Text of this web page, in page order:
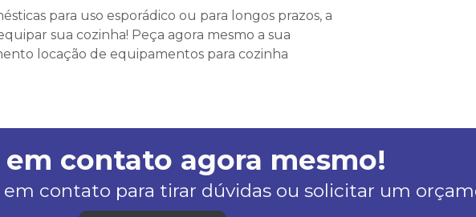
para uso esporádico ou para longos prazos, a
sua cozinha! Peça agora mesmo a sua
locação de equipamentos para cozinha
em contato agora mesmo!
contato para tirar dúvidas ou solicitar um